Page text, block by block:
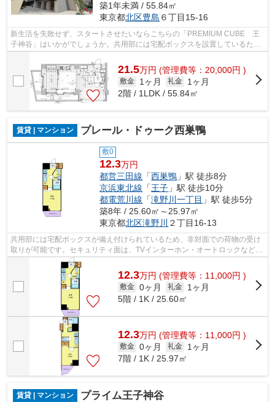
築1年未満 / 55.84㎡
東京都北区豊島 ６丁目15-16
新生活を失敗せず、スタートさせたいならこちらの「PREMIUM CUBE 王
子神谷」はいかがでしょうか。共用部には宅配ボックスを設置しているた
21.5万円 (管理費等：20,000円 )
敷金 1ヶ月 礼金
1ヶ月
2階 / 1LDK / 55.84㎡
賃貸 | マンション プレール・ドゥーク西巣鴨
敷0
12.3万円
都営三田線 「西巣鴨 」駅 徒歩8分
京浜東北線 「王子 」駅 徒歩10分
都電荒川線 「滝野川一丁目 」駅 徒歩5分
築8年 / 25.60㎡～25.97㎡
東京都北区滝野川 ２丁目16-13
共用部には宅配ボックスが備え付けられているため、非対面での荷物の受け
取りが可能です。セキュリティ面は、TVインターホン・オートロックなどを
備え付けているので安心して暮らせま...
12.3万円 (管理費等：11,000円 )
敷金 0ヶ月 礼金
1ヶ月
5階 / 1K / 25.60㎡
12.3万円 (管理費等：11,000円 )
敷金 0ヶ月 礼金
1ヶ月
7階 / 1K / 25.97㎡
賃貸 | マンション プライム王子神谷